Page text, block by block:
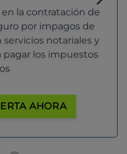
la contratación de
por impagos de
notariales y
pagar los impuestos
AHORA